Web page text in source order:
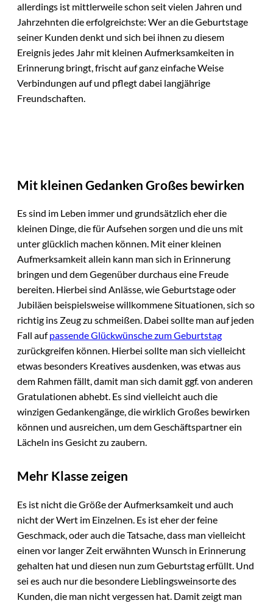
allerdings ist mittlerweile schon seit vielen Jahren und
Jahrzehnten die erfolgreichste: Wer an die Geburtstage
seiner Kunden denkt und sich bei ihnen zu diesem
Ereignis jedes Jahr mit kleinen Aufmerksamkeiten in
Erinnerung bringt, frischt auf ganz einfache Weise
Verbindungen auf und pflegt dabei langjährige
Freundschaften.
Mit kleinen Gedanken Großes bewirken
Es sind im Leben immer und grundsätzlich eher die
kleinen Dinge, die für Aufsehen sorgen und die uns mit
unter glücklich machen können. Mit einer kleinen
Aufmerksamkeit allein kann man sich in Erinnerung
bringen und dem Gegenüber durchaus eine Freude
bereiten. Hierbei sind Anlässe, wie Geburtstage oder
Jubiläen beispielsweise willkommene Situationen, sich so
richtig ins Zeug zu schmeißen. Dabei sollte man auf jeden
Fall aufpassende Glückwünsche zum Geburtstag
zurückgreifen können. Hierbei sollte man sich vielleicht
etwas besonders Kreatives ausdenken, was etwas aus
dem Rahmen fällt, damit man sich damit ggf. von anderen
Gratulationen abhebt. Es sind vielleicht auch die
winzigen Gedankengänge, die wirklich Großes bewirken
können und ausreichen, um dem Geschäftspartner ein
Lächeln ins Gesicht zu zaubern.
Mehr Klasse zeigen
Es ist nicht die Größe der Aufmerksamkeit und auch
nicht der Wert im Einzelnen. Es ist eher der feine
Geschmack, oder auch die Tatsache, dass man vielleicht
einen vor langer Zeit erwähnten Wunsch in Erinnerung
gehalten hat und diesen nun zum Geburtstag erfüllt. Und
sei es auch nur die besondere Lieblingsweinsorte des
Kunden, die man nicht vergessen hat. Damit zeigt man